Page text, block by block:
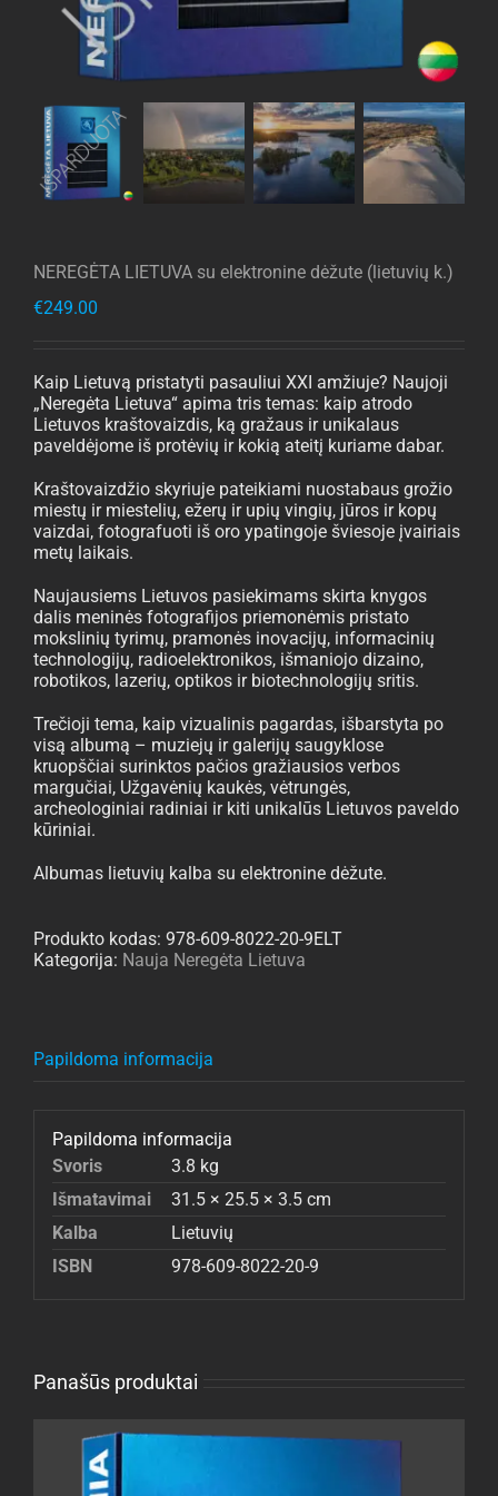
NEREGĖTA LIETUVA su elektronine dėžute (lietuvių k.)
€249.00
Kaip Lietuvą pristatyti pasauliui XXI amžiuje? Naujoji
„Neregėta Lietuva“ apima tris temas: kaip atrodo
Lietuvos kraštovaizdis, ką gražaus ir unikalaus
paveldėjome iš protėvių ir kokią ateitį kuriame dabar.
Kraštovaizdžio skyriuje pateikiami nuostabaus grožio
miestų ir miestelių, ežerų ir upių vingių, jūros ir kopų
vaizdai, fotografuoti iš oro ypatingoje šviesoje įvairiais
metų laikais.
Naujausiems Lietuvos pasiekimams skirta knygos
dalis meninės fotografijos priemonėmis pristato
mokslinių tyrimų, pramonės inovacijų, informacinių
technologijų, radioelektronikos, išmaniojo dizaino,
robotikos, lazerių, optikos ir biotechnologijų sritis.
Trečioji tema, kaip vizualinis pagardas, išbarstyta po
visą albumą – muziejų ir galerijų saugyklose
kruopščiai surinktos pačios gražiausios verbos
margučiai, Užgavėnių kaukės, vėtrungės,
archeologiniai radiniai ir kiti unikalūs Lietuvos paveldo
kūriniai.
Albumas lietuvių kalba su elektronine dėžute.
Produkto kodas: 978-609-8022-20-9ELT
Kategorija: Nauja Neregėta Lietuva
Papildoma informacija
Papildoma informacija
Svoris
3.8 kg
Išmatavimai
31.5 × 25.5 × 3.5 cm
Kalba
Lietuvių
ISBN
978-609-8022-20-9
Panašūs produktai